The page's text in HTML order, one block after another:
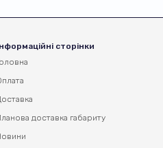
сторінки
доставка габариту